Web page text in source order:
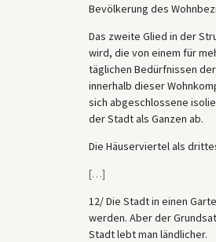
Bevölkerung des
Das zweite Glied in der
wird, die von einem für
täglichen Bedürfnissen
innerhalb dieser
sich abgeschlossene
der Stadt als Ganzen ab.
Die Häuserviertel als
[…]
12/ Die Stadt in einen
werden. Aber der
Stadt lebt man ländlicher.